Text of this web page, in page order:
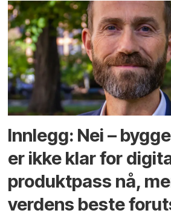
Innlegg: Nei –
er ikke klar for
produktpass nå,
verdens beste